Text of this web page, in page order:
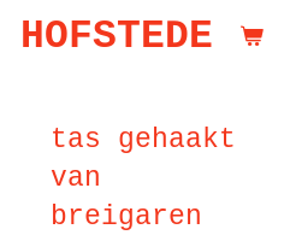
tas gehaakt
van
breigaren